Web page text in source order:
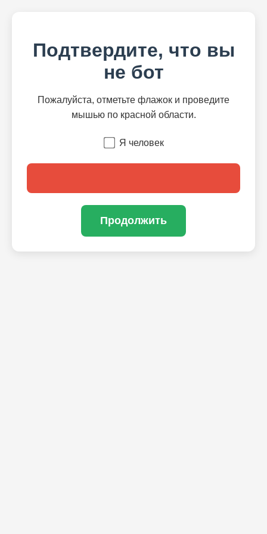
Подтвердите, что вы
не бот
Пожалуйста, отметьте флажок и проведите
мышью по красной области.
Я человек
Продолжить